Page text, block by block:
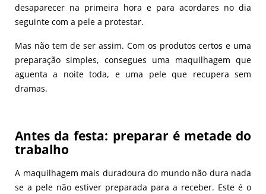
desaparecer na primeira hora e para acordares no dia
seguinte com a pele a protestar.
Mas não tem de ser assim. Com os produtos certos e uma
preparação simples, consegues uma maquilhagem que
aguenta a noite toda, e uma pele que recupera sem
dramas.
Antes da festa: preparar é metade do
trabalho
A maquilhagem mais duradoura do mundo não dura nada
se a pele não estiver preparada para a receber. Este é o